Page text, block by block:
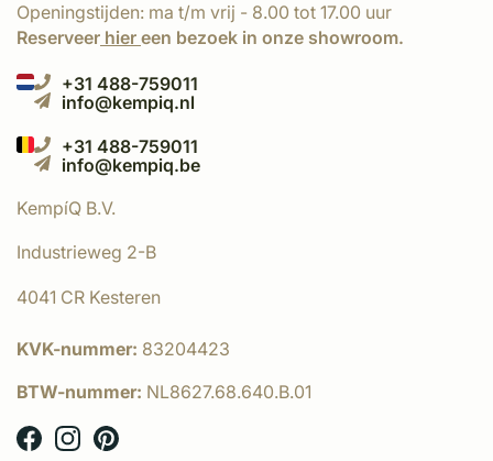
Openingstijden: ma t/m vrij - 8.00 tot 17.00 uur
Reserveer hier een bezoek in onze showroom.
+31 488-759011
info@kempiq.nl
+31 488-759011
info@kempiq.be
KempíQ B.V.
Industrieweg 2-B
4041 CR Kesteren
KVK-nummer: 83204423
BTW-nummer: NL8627.68.640.B.01